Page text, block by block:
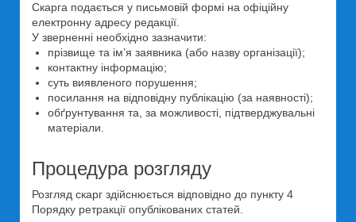
Скарга подається у письмовій формі на офіційну
електронну адресу редакції.
У зверненні необхідно зазначити:
прізвище та ім’я заявника (або назву організації);
контактну інформацію;
суть виявленого порушення;
посилання на відповідну публікацію (за наявності);
обґрунтування та, за можливості, підтверджувальні
матеріали.
Процедура розгляду
Розгляд скарг здійснюється відповідно до пункту 4
Порядку ретракції опублікованих статей.